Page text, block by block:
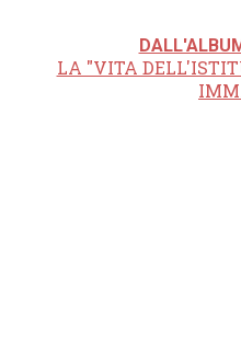
LA "VITA